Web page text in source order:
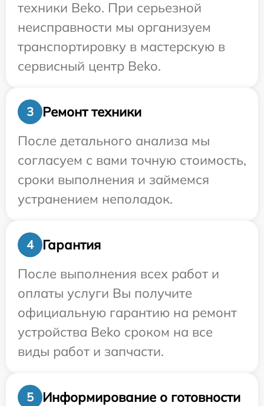
техники Beko. При серьезной
неисправности мы организуем
транспортировку в мастерскую в
сервисный центр Beko.
3
Ремонт техники
После детального анализа мы
согласуем с вами точную стоимость,
сроки выполнения и займемся
устранением неполадок.
4
Гарантия
После выполнения всех работ и
оплаты услуги Вы получите
официальную гарантию на ремонт
устройства Beko сроком на все
виды работ и запчасти.
5
Информирование о готовности